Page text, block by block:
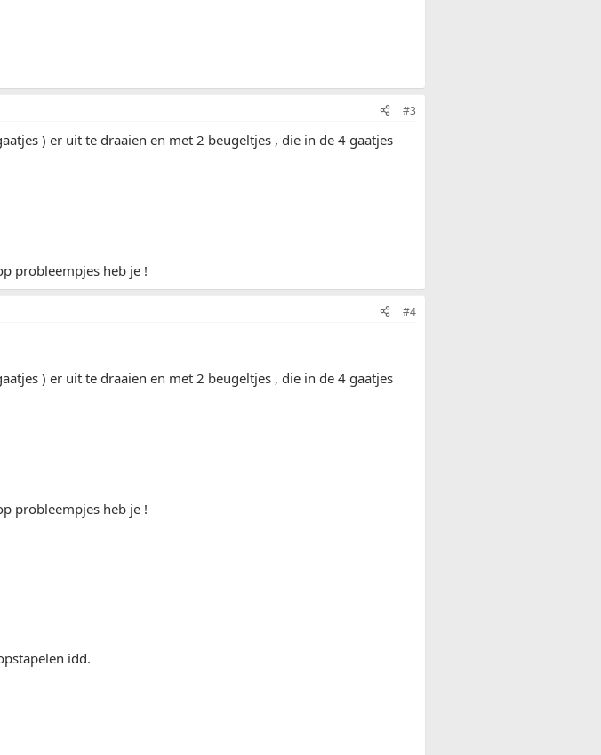
#3
) er uit te draaien en met 2 beugeltjes , die in de 4 gaatjes
probleempjes heb je !
#4
) er uit te draaien en met 2 beugeltjes , die in de 4 gaatjes
probleempjes heb je !
idd.